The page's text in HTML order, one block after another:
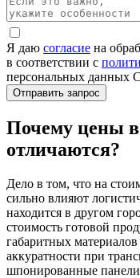
Я даю согласие на
в соответствии с
персональных данных
Почему цены в
отличаются?
Дело в том, что на
сильно влияют
находится в другом
стоимость готовой
габаритных
аккуратности при
шпонированные